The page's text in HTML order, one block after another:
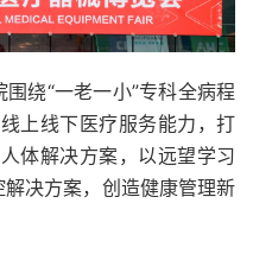
绕“一老一小”专科全病程
上线下医疗服务能力，打
体解决方案，以远望学习
决方案，创造健康管理新